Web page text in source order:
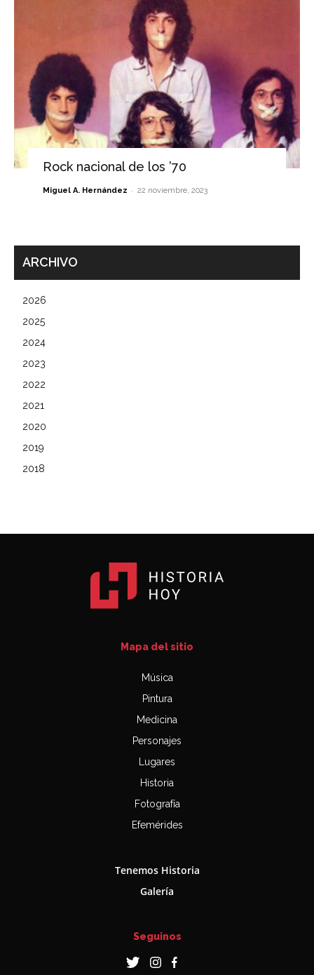
Rock nacional de los ’70
Miguel A. Hernández - 22 noviembre, 2023
ARCHIVO
2026
2025
2024
2023
2022
2021
2020
2019
2018
Mapa del sitio
Música
Pintura
Medicina
Personajes
Lugares
Historia
Fotografía
Efemérides
Tenemos Historia
Galería
Seguinos